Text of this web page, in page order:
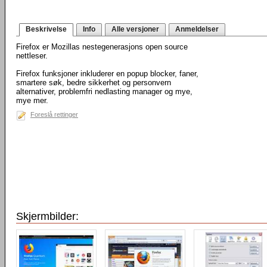
Beskrivelse Info Alle versjoner Anmeldelser
Firefox er Mozillas nestegenerasjons open source
nettleser.
Firefox funksjoner inkluderer en popup blocker, faner,
smartere søk, bedre sikkerhet og personvern
alternativer, problemfri nedlasting manager og mye,
mye mer.
Foreslå rettinger
Skjermbilder: